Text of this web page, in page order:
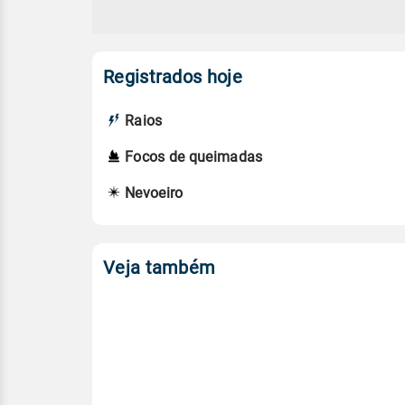
Registrados hoje
Raios
Focos de queimadas
Nevoeiro
Veja também